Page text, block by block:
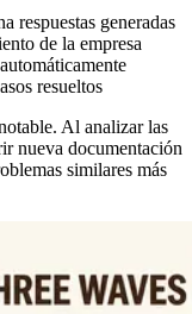
respuestas generadas
de la empresa
resueltos
Al analizar las
nueva documentación
similares más